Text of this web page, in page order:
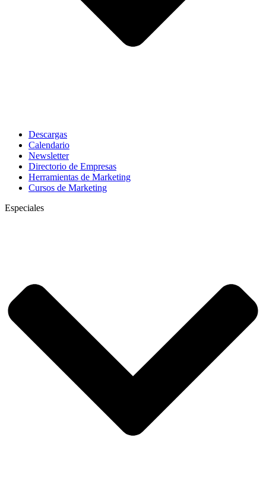
Descargas
Calendario
Newsletter
Directorio de Empresas
Herramientas de Marketing
Cursos de Marketing
Especiales